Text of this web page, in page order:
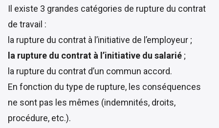
Il existe 3 grandes catégories de rupture du contrat
de travail :
la rupture du contrat à l’initiative de l’employeur ;
la rupture du contrat à l’initiative du salarié ;
la rupture du contrat d’un commun accord.
En fonction du type de rupture, les conséquences
ne sont pas les mêmes (indemnités, droits,
procédure, etc.).